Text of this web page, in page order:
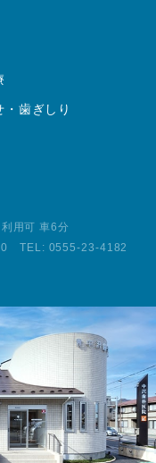
歯ぎしり
用可 車6分
TEL: 0555-23-4182